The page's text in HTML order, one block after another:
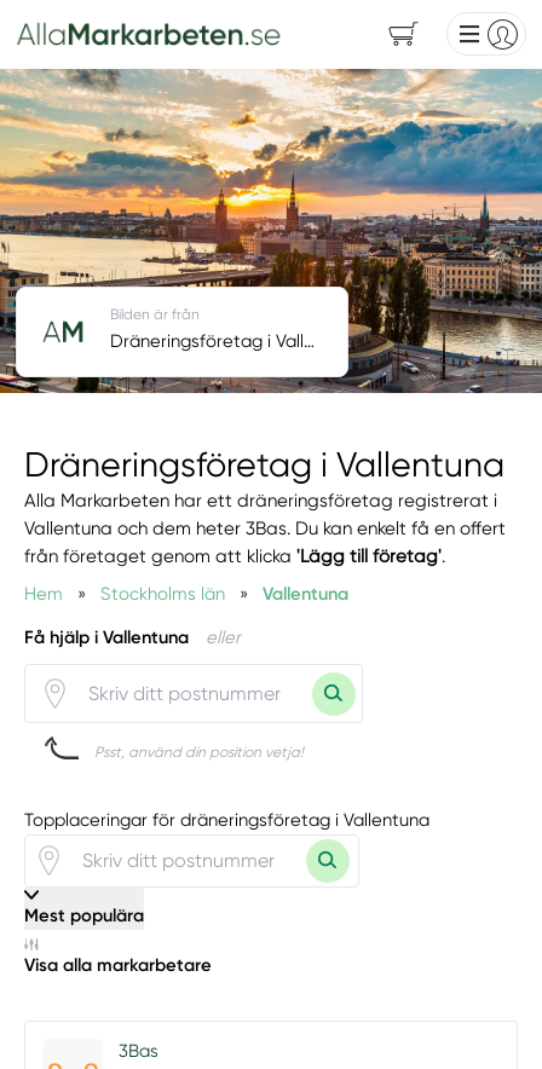
Dräneringsföretag i Vallentuna
Alla Markarbeten har ett dräneringsföretag registrerat i
Vallentuna och dem heter 3Bas. Du kan enkelt få en offert
från företaget genom att klicka'Lägg till företag'.
Hem
» Stockholms län » Vallentuna
Få hjälp i Vallentuna eller
Psst, använd din position vetja!
Bilden är från
Dräneringsföretag i Vallentuna
Topplaceringar för dräneringsföretag i Vallentuna
Mest populära
Visa alla markarbetare
3Bas